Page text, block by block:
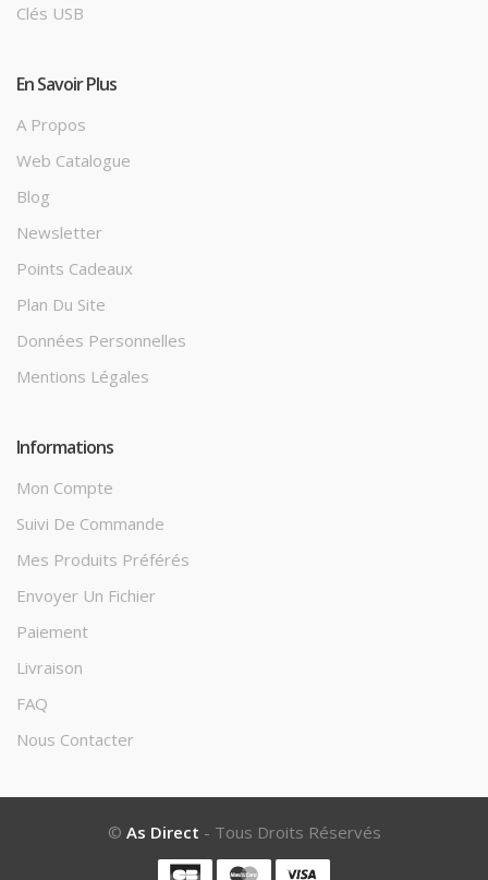
Clés USB
En Savoir Plus
A Propos
Web Catalogue
Blog
Newsletter
Points Cadeaux
Plan Du Site
Données Personnelles
Mentions Légales
Informations
Mon Compte
Suivi De Commande
Mes Produits Préférés
Envoyer Un Fichier
Paiement
Livraison
FAQ
Nous Contacter
© As Direct - Tous Droits Réservés